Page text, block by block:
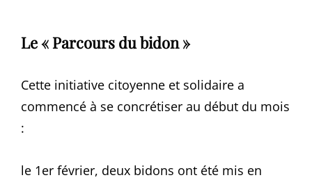
Le « Parcours du bidon »
Cette initiative citoyenne et solidaire a
commencé à se concrétiser au début du mois
:
le 1er février, deux bidons ont été mis en